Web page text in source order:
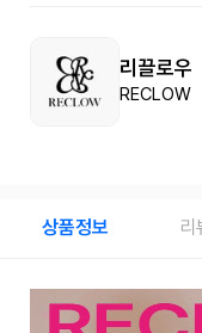
리끌로우
RECLOW
상품정보 리